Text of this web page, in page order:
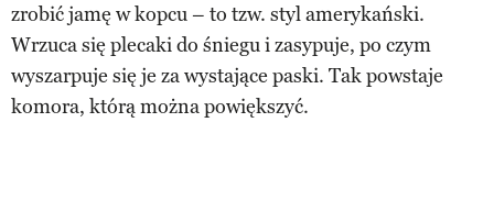
zrobić jamę w kopcu – to tzw. styl amerykański.
Wrzuca się plecaki do śniegu i zasypuje, po czym
wyszarpuje się je za wystające paski. Tak powstaje
komora, którą można powiększyć.